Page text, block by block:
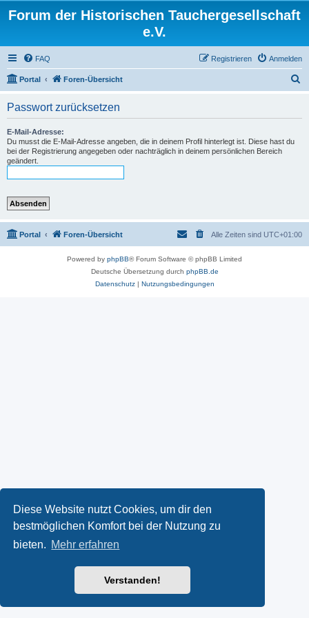
Diese Website nutzt Cookies, um dir den
bestmöglichen Komfort bei der Nutzung zu
bieten. Mehr erfahren
Verstanden!
Forum der Historischen Tauchergesellschaft
e.V.
FAQ Anmelden
Registrieren
Portal Foren-Übersicht
Passwort zurücksetzen
E-Mail-Adresse:
Du musst die E-Mail-Adresse angeben, die in deinem Profil hinterlegt ist. Diese hast du
bei der Registrierung angegeben oder nachträglich in deinem persönlichen Bereich
geändert.
Portal Foren-Übersicht Alle Zeiten sind UTC+01:00
Powered by phpBB® Forum Software © phpBB Limited
Deutsche Übersetzung durch phpBB.de
Datenschutz| Nutzungsbedingungen